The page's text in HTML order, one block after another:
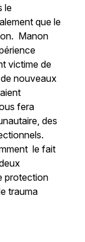
le
que le
Manon
victime de
nouveaux
fera
des
le fait
protection
trauma